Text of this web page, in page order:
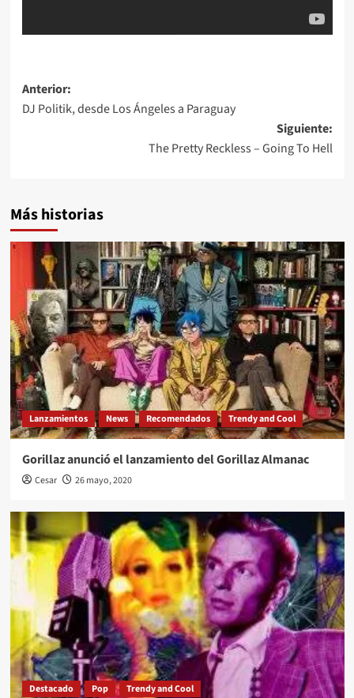
Navegación
de
Anterior:
DJ Politik, desde Los Ángeles a Paraguay
Siguiente:
The Pretty Reckless – Going To Hell
Más historias
Lanzamientos News Recomendados Trendy and Cool
Gorillaz anunció el lanzamiento del Gorillaz Almanac
Cesar 26 mayo, 2020
Destacado Pop Trendy and Cool